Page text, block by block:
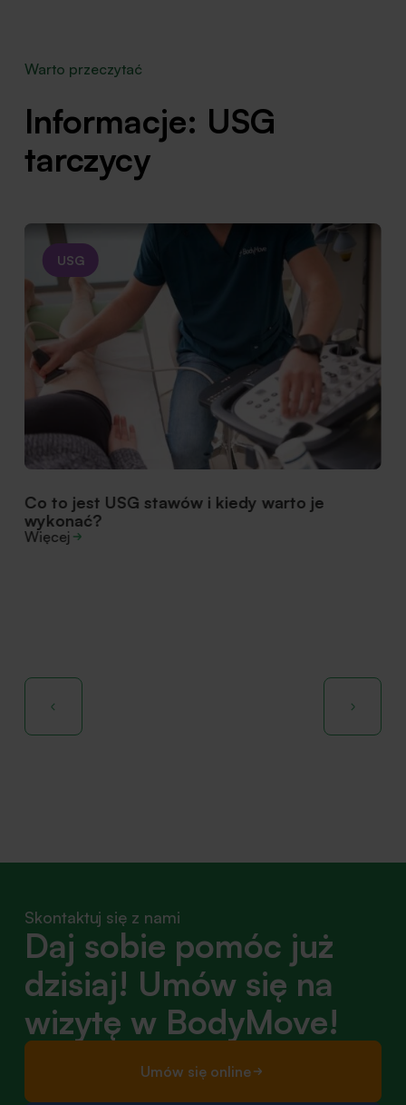
Warto przeczytać
Informacje: USG
tarczycy
USG
Co to jest USG stawów i kiedy warto je
wykonać?
Więcej
Skontaktuj się z nami
Daj sobie pomóc już
dzisiaj! Umów się na
wizytę w BodyMove!
Umów się online